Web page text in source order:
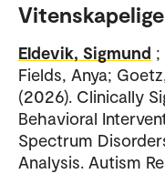
Eldevik, Sigmund ;
Fields, Anya;
(2026). Clinically
Behavioral
Spectrum
Analysis. Autism